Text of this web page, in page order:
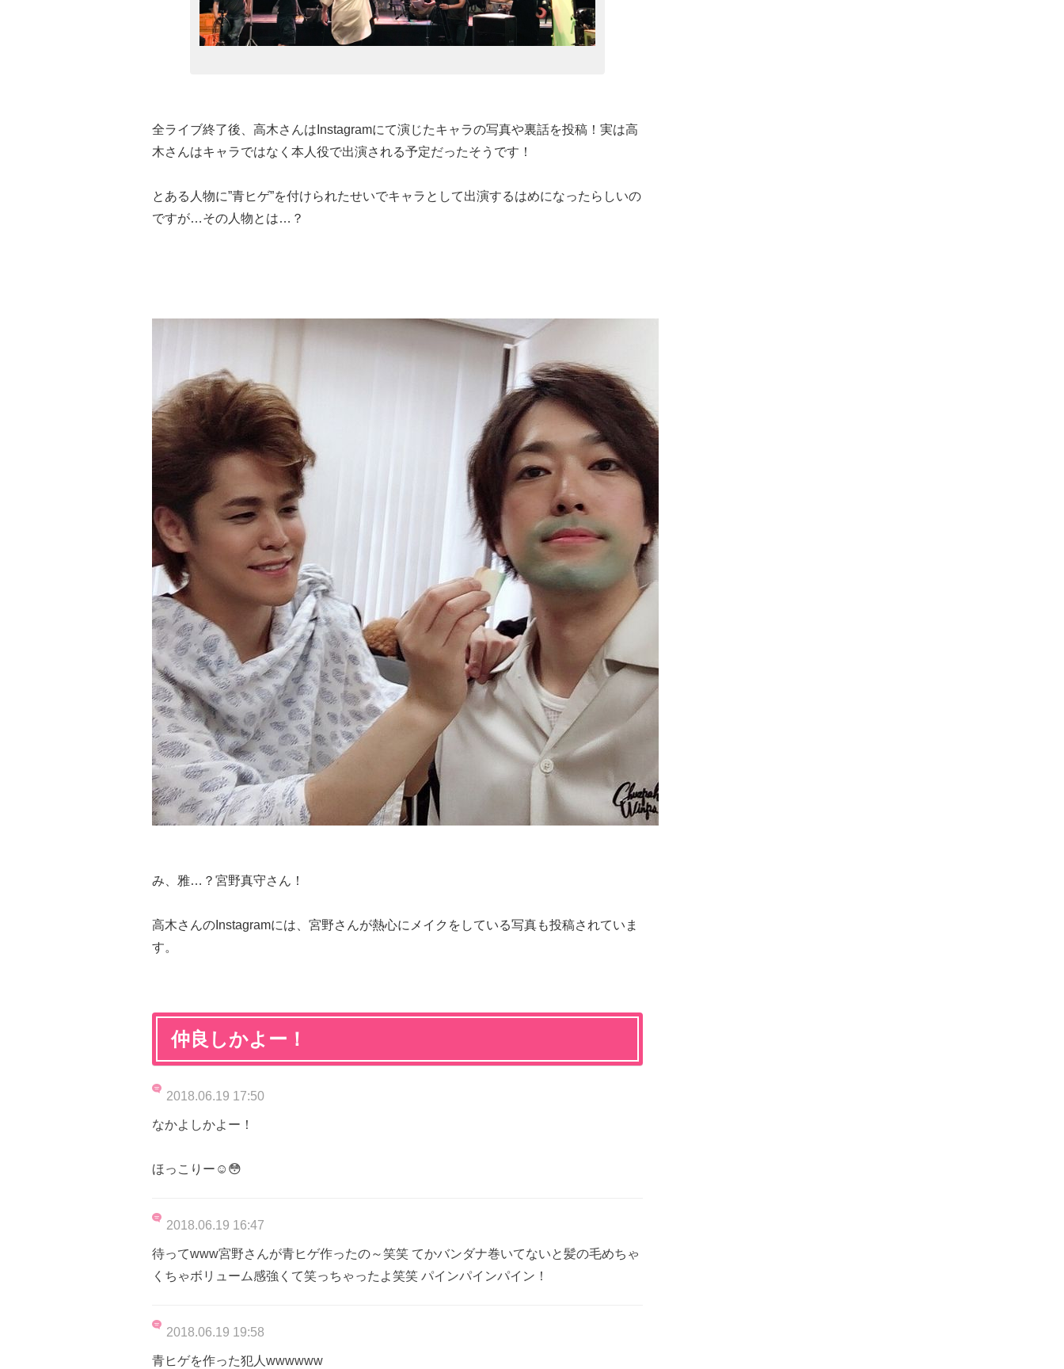
全ライブ終了後、高木さんはInstagramにて演じたキャラの写真や裏話を投稿！実は高
木さんはキャラではなく本人役で出演される予定だったそうです！
とある人物に”青ヒゲ”を付けられたせいでキャラとして出演するはめになったらしいの
ですが…その人物とは…？
み、雅…？宮野真守さん！
高木さんのInstagramには、宮野さんが熱心にメイクをしている写真も投稿されていま
す。
仲良しかよー！
2018.06.19 17:50
なかよしかよー！
ほっこりー☺️😳
2018.06.19 16:47
待ってwww宮野さんが青ヒゲ作ったの～笑笑 てかバンダナ巻いてないと髪の毛めちゃ
くちゃボリューム感強くて笑っちゃったよ笑笑 パインパインパイン！
2018.06.19 19:58
青ヒゲを作った犯人wwwwww